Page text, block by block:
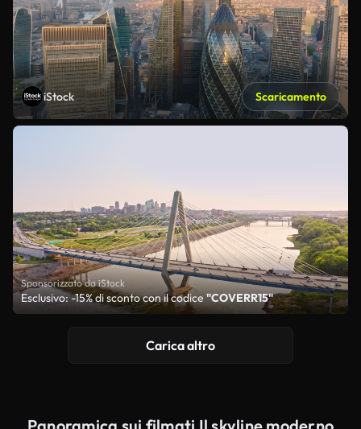
iStock Scaricamento
Sponsorizzato da iStock
Esclusivo: -15% di sconto con il codice"COVERR15"
Carica altro